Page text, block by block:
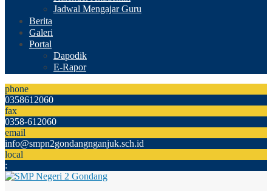
Jadwal Mengajar Guru
Berita
Galeri
Portal
Dapodik
E-Rapor
phone
0358612060
fax
0358-612060
email
info@smpn2gondangnganjuk.sch.id
local
: